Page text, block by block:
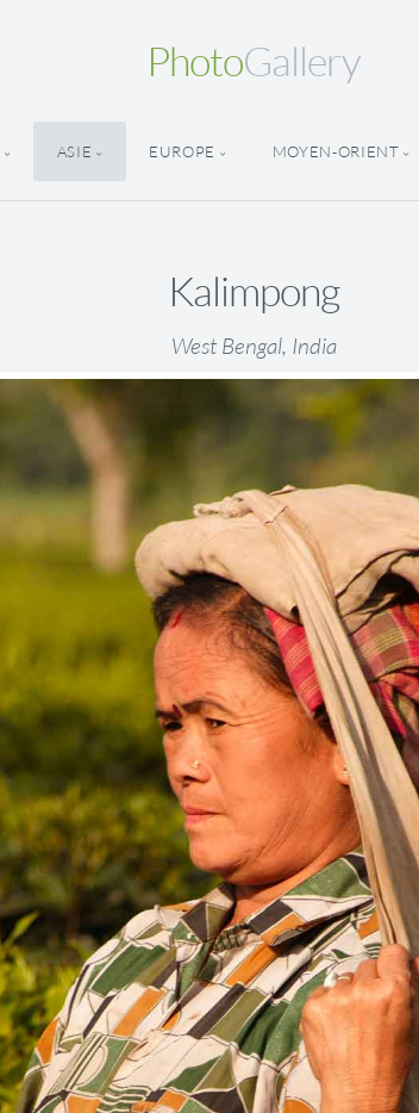
PhotoGallery
ASIE EUROPE MOYEN-ORIENT
Kalimpong
West Bengal, India